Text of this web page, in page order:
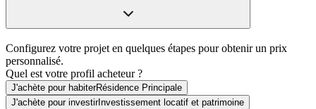
Configurez votre projet en quelques étapes pour obtenir un prix
personnalisé.
Quel est votre profil acheteur ?
J'achète pour habiterRésidence Principale
J'achète pour investirInvestissement locatif et patrimoine